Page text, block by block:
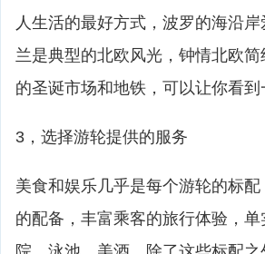
人生活的最好方式，波罗的海沿
兰是典型的北欧风光，钟情北欧
的圣诞市场和地铁，可以让你看到
3，选择游轮提供的服务
美食和娱乐几乎是每个游轮的标
的配备，丰富乘客的旅行体验，